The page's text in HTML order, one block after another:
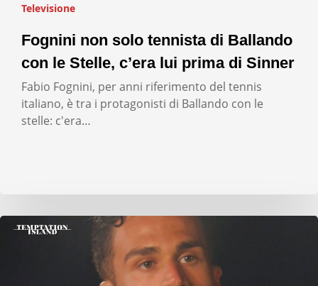
Televisione
Fognini non solo tennista di Ballando
con le Stelle, c’era lui prima di Sinner
Fabio Fognini, per anni riferimento del tennis
italiano, è tra i protagonisti di Ballando con le
stelle: c'era…